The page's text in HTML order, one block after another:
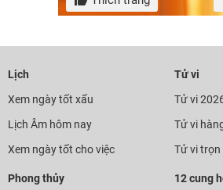
Lịch
Xem ngày tốt xấu
Lịch Âm hôm nay
Xem ngày tốt cho việc
Tử vi
Tử vi
Tử vi
Tử vi trọn
Phong thủy
12 cung